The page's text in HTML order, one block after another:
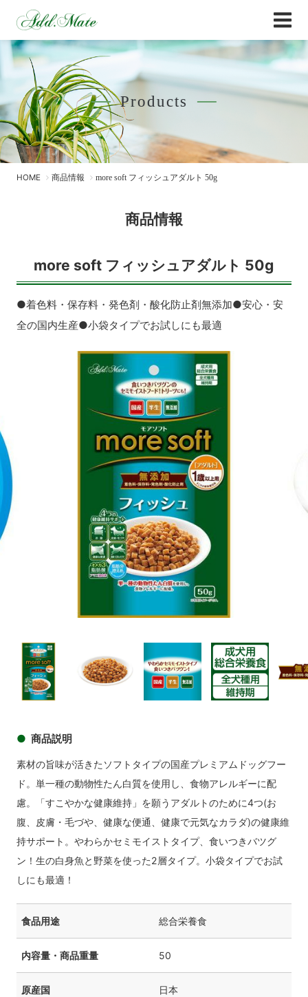
商品情報 - Add.Mate -アド・メイト オフィシ
Products
HOME 商品情報 more soft フィッシュアダルト 50g
商品情報
more soft フィッシュアダルト 50g
●着色料・保存料・発色剤・酸化防止剤無添加●安心・安
全の国内生産●小袋タイプでお試しにも最適
商品説明
素材の旨味が活きたソフトタイプの国産プレミアムドッグフー
ド。単一種の動物性たん白質を使用し、食物アレルギーに配
慮。「すこやかな健康維持」を願うアダルトのために4つ(お
腹、皮膚・毛づや、健康な便通、健康で元気なカラダ)の健康維
持サポート。やわらかセミモイストタイプ、食いつきバツグ
ン！生の白身魚と野菜を使った2層タイプ。小袋タイプでお試
しにも最適！
食品用途 総合栄養食
内容量・商品重量 50
原産国 日本